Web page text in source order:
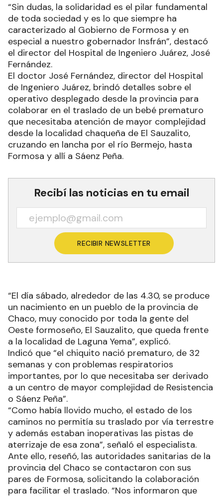
“Sin dudas, la solidaridad es el pilar fundamental
de toda sociedad y es lo que siempre ha
caracterizado al Gobierno de Formosa y en
especial a nuestro gobernador Insfrán”, destacó
el director del Hospital de Ingeniero Juárez, José
Fernández.
El doctor José Fernández, director del Hospital
de Ingeniero Juárez, brindó detalles sobre el
operativo desplegado desde la provincia para
colaborar en el traslado de un bebé prematuro
que necesitaba atención de mayor complejidad
desde la localidad chaqueña de El Sauzalito,
cruzando en lancha por el río Bermejo, hasta
Formosa y allí a Sáenz Peña.
Recibí las noticias en tu email
RECIBIR NEWSLETTER
“El día sábado, alrededor de las 4.30, se produce
un nacimiento en un pueblo de la provincia de
Chaco, muy conocido por toda la gente del
Oeste formoseño, El Sauzalito, que queda frente
a la localidad de Laguna Yema”, explicó.
Indicó que “el chiquito nació prematuro, de 32
semanas y con problemas respiratorios
importantes, por lo que necesitaba ser derivado
a un centro de mayor complejidad de Resistencia
o Sáenz Peña”.
“Como había llovido mucho, el estado de los
caminos no permitía su traslado por vía terrestre
y además estaban inoperativas las pistas de
aterrizaje de esa zona”, señaló el especialista.
Ante ello, reseñó, las autoridades sanitarias de la
provincia del Chaco se contactaron con sus
pares de Formosa, solicitando la colaboración
para facilitar el traslado. “Nos informaron que